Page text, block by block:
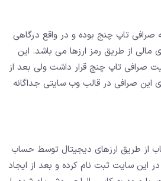
صرافی تاپ چنج بوده و در واقع درگاهی
مالی از طریق رمز ارزها می باشد. این
صرافی تاپ چنچ قرار داشت ولی بعد از
صرافی در قالب وب سایتی جداگانه
از طریق ارزهای دیجیتال توسط حساب
در این سایت ثبت نام کرده و بعد از ایجاد